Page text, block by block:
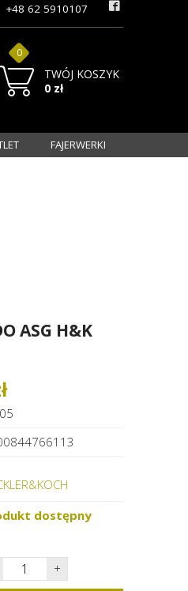
TWÓJ KOSZYK
0
0 zł
+48 62 5910107
FAJERWERKI
ASG H&K
dostępny
+